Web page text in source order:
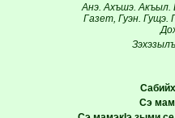
Анэ. Ахъшэ. Акъыл.
Газет, Гуэн. Гущэ.
Сэ